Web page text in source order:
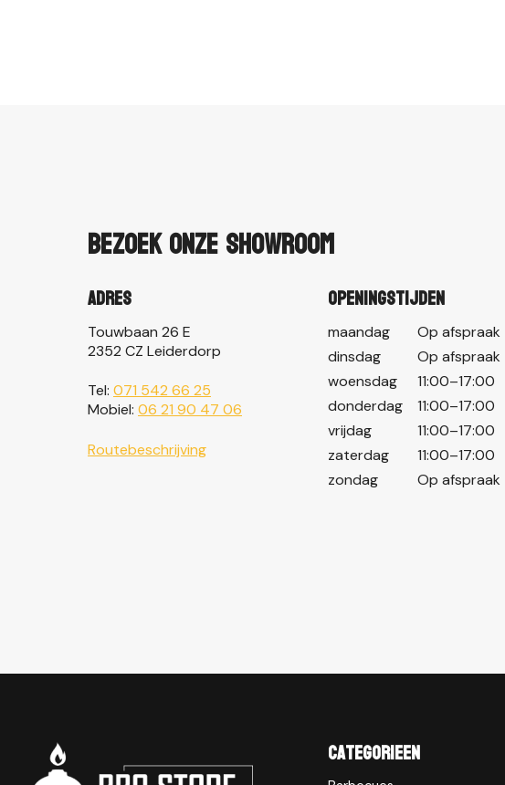
Bezoek onze showroom
Adres
Touwbaan 26 E
2352 CZ Leiderdorp
Tel: 071 542 66 25
Mobiel: 06 21 90 47 06
Routebeschrijving
Openingstijden
maandag
Op afspraak
dinsdag
Op afspraak
woensdag
11:00–17:00
donderdag
11:00–17:00
vrijdag
11:00–17:00
zaterdag
11:00–17:00
zondag
Op afspraak
Categorieen